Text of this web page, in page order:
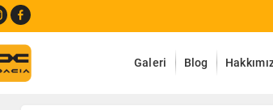
Galeri Blog